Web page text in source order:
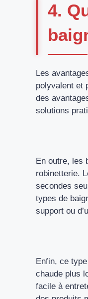
4.
Les
polyvalent et
des
solutions
En outre, les
robinetterie.
secondes
types de
support ou
Enfin, ce
chaude plus
facile à